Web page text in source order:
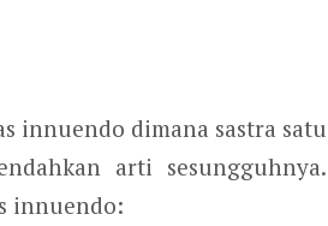
innuendo dimana sastra satu
arti sesungguhnya.
innuendo: